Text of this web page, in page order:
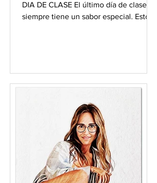
DIA DE CLASE El último día de clase
siempre tiene un sabor especial. Esto